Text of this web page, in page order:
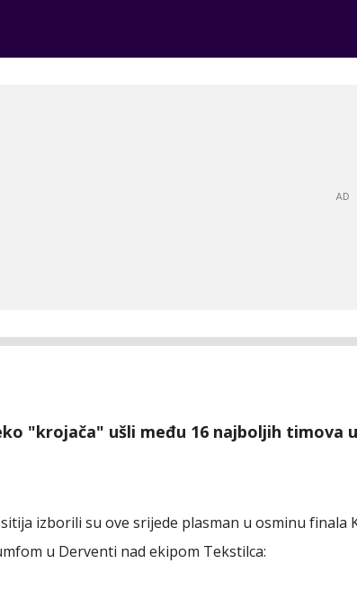
"krojača" ušli među 16 najboljih timova
izborili su ove srijede plasman u osminu finala
u Derventi nad ekipom Tekstilca: